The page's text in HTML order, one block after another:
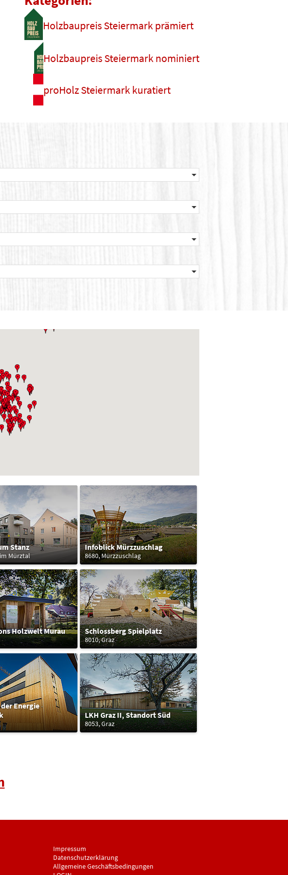
Holzbaupreis Steiermark prämiert
Holzbaupreis Steiermark nominiert
proHolz Steiermark kuratiert
Stanz
Mürztal
Infoblick Mürzzuschlag
8680, Mürzzuschlag
Holzwelt Murau Schlossberg Spielplatz
8010, Graz
Energie
LKH Graz II, Standort Süd
8053, Graz
Impressum
Datenschutzerklärung
Allgemeine Geschäftsbedingungen